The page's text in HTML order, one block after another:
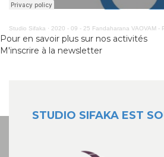
Studio Sifaka · 2020 - 09 - 25 Fandaharana VAOVAM -
Pour en savoir plus sur nos activités
M'inscrire à la newsletter
STUDIO SIFAKA EST